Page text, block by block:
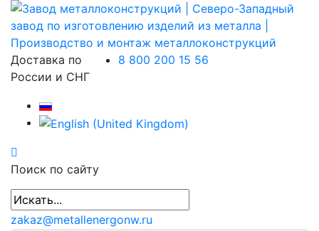
Доставка по
России и СНГ
8 800 200 15 56
Поиск по сайту
zakaz@metallenergonw.ru